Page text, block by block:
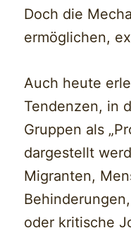
Doch die
ermöglichen,
Auch heute
Tendenzen, in
Gruppen als
dargestellt
Migranten,
oder kritische